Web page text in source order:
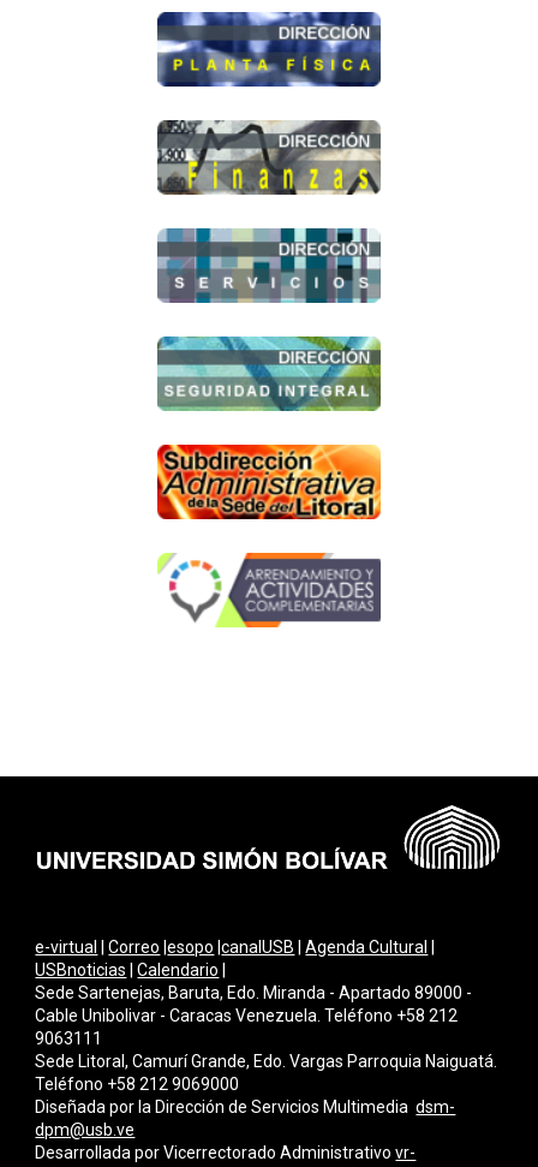
e-virtual |Correo |esopo |canalUSB |Agenda Cultural
USBnoticias |Calendario
Sede Sartenejas, Baruta, Edo. Miranda - Apartado 89000 -
Cable Unibolivar - Caracas Venezuela. Teléfono +58 212
9063111
Sede Litoral, Camurí Grande, Edo. Vargas Parroquia Naiguatá.
Teléfono +58 212 9069000
Diseñada por la Dirección de Servicios Multimediadsm-
dpm@usb.ve
Desarrollada porVicerrectorado Administrativovr-